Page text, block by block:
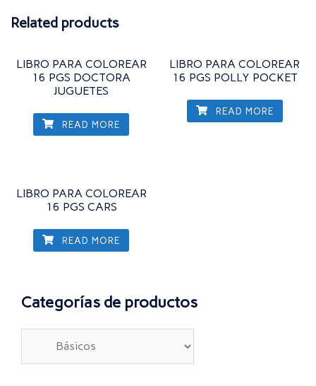
Related products
LIBRO PARA COLOREAR
16 PGS DOCTORA
JUGUETES
READ MORE
LIBRO PARA COLOREAR
16 PGS POLLY POCKET
READ MORE
LIBRO PARA COLOREAR
16 PGS CARS
READ MORE
Categorías de productos